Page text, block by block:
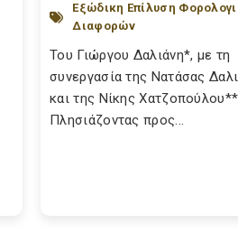
Εξώδικη Επίλυση
Διαφορών
Του Γιώργου Δαλιάνη*, με τη
συνεργασία της Νατάσας
και της Νίκης
Πλησιάζοντας προς...